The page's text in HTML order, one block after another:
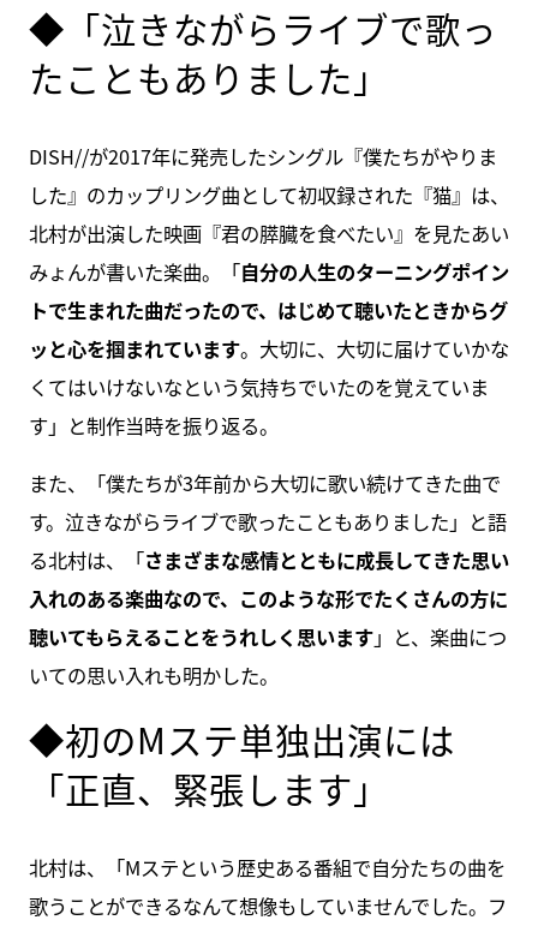
◆「泣きながらライブで歌っ
たこともありました」
DISH//が2017年に発売したシングル『僕たちがやりま
した』のカップリング曲として初収録された『猫』は、
北村が出演した映画『君の膵臓を食べたい』を見たあい
みょんが書いた楽曲。「自分の人生のターニングポイン
トで生まれた曲だったので、はじめて聴いたときからグ
ッと心を掴まれています。大切に、大切に届けていかな
くてはいけないなという気持ちでいたのを覚えていま
す」と制作当時を振り返る。
また、「僕たちが3年前から大切に歌い続けてきた曲で
す。泣きながらライブで歌ったこともありました」と語
る北村は、「さまざまな感情とともに成長してきた思い
入れのある楽曲なので、このような形でたくさんの方に
聴いてもらえることをうれしく思います」と、楽曲につ
いての思い入れも明かした。
◆初のMステ単独出演には
「正直、緊張します」
北村は、「Mステという歴史ある番組で自分たちの曲を
歌うことができるなんて想像もしていませんでした。フ